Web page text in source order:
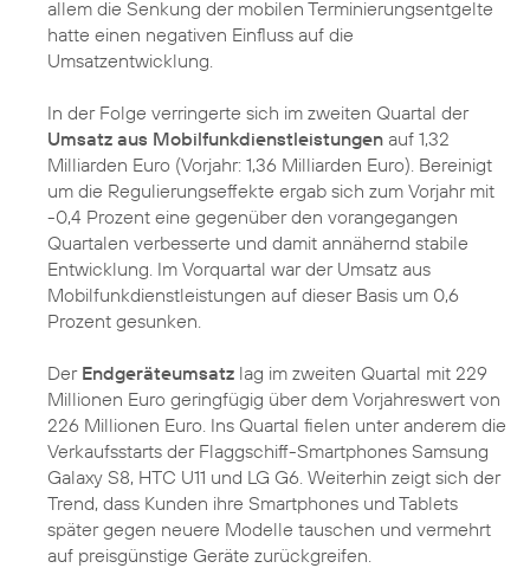
allem die Senkung der mobilen Terminierungsentgelte
hatte einen negativen Einfluss auf die
Umsatzentwicklung.
In der Folge verringerte sich im zweiten Quartal der
Umsatz aus Mobilfunkdienstleistungen auf 1,32
Milliarden Euro (Vorjahr: 1,36 Milliarden Euro). Bereinigt
um die Regulierungseffekte ergab sich zum Vorjahr mit
-0,4 Prozent eine gegenüber den vorangegangen
Quartalen verbesserte und damit annähernd stabile
Entwicklung. Im Vorquartal war der Umsatz aus
Mobilfunkdienstleistungen auf dieser Basis um 0,6
Prozent gesunken.
Der Endgeräteumsatz lag im zweiten Quartal mit 229
Millionen Euro geringfügig über dem Vorjahreswert von
226 Millionen Euro. Ins Quartal fielen unter anderem die
Verkaufsstarts der Flaggschiff-Smartphones Samsung
Galaxy S8, HTC U11 und LG G6. Weiterhin zeigt sich der
Trend, dass Kunden ihre Smartphones und Tablets
später gegen neuere Modelle tauschen und vermehrt
auf preisgünstige Geräte zurückgreifen.